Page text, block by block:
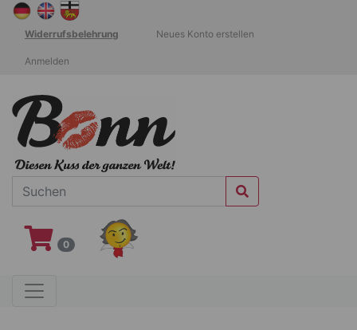
Widerrufsbelehrung Neues Konto erstellen
Anmelden
0